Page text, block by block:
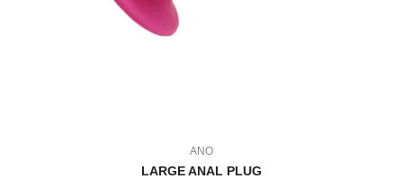
ANO
LARGE ANAL PLUG